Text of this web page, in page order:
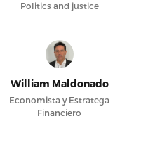
Politics and justice
William Maldonado
Economista y Estratega
Financiero